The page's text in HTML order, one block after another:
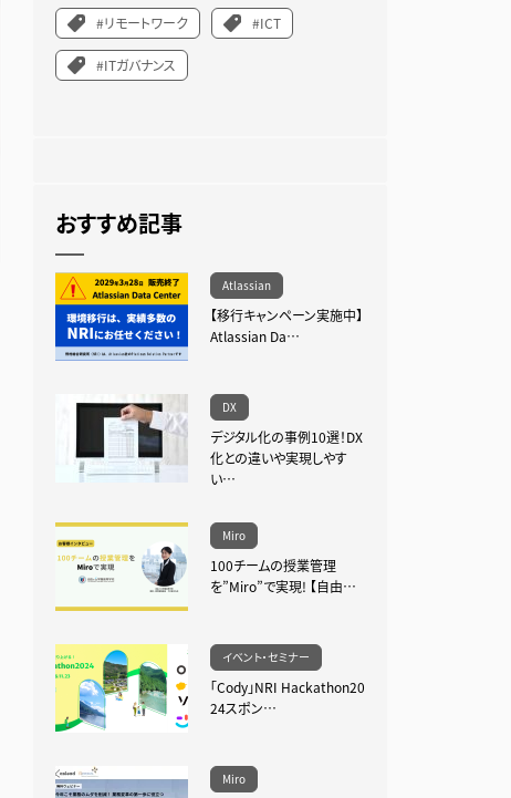
#リモートワーク #ICT
#ITガバナンス
おすすめ記事
Atlassian
【移行キャンペーン実施中】
Atlassian Da…
DX
デジタル化の事例10選！DX
化との違いや実現しやす
い…
Miro
100チームの授業管理
を”Miro”で実現! 【自由…
イベント・セミナー
「Cody」NRI Hackathon20
24スポン…
Miro